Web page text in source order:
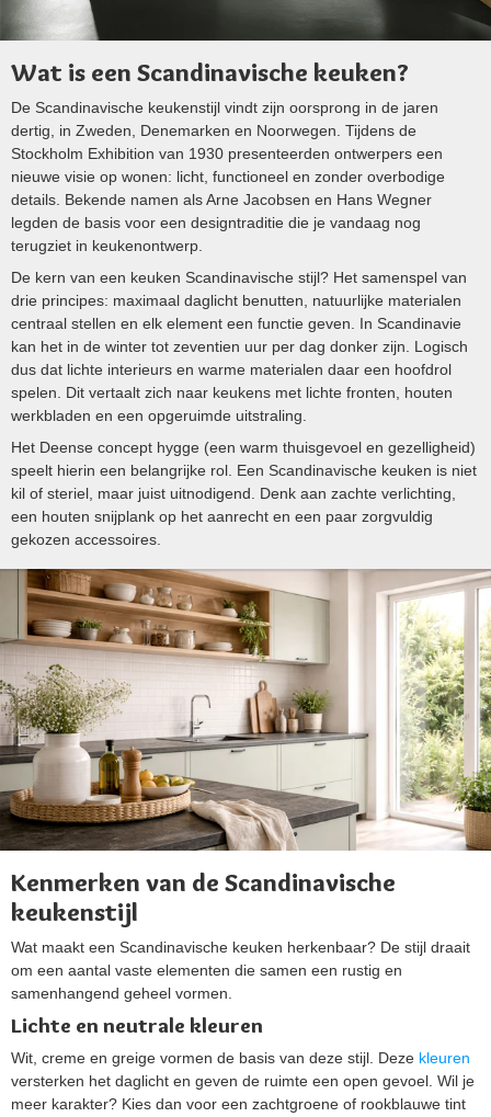
Wat is een Scandinavische keuken?
De Scandinavische keukenstijl vindt zijn oorsprong in de jaren
dertig, in Zweden, Denemarken en Noorwegen. Tijdens de
Stockholm Exhibition van 1930 presenteerden ontwerpers een
nieuwe visie op wonen: licht, functioneel en zonder overbodige
details. Bekende namen als Arne Jacobsen en Hans Wegner
legden de basis voor een designtraditie die je vandaag nog
terugziet in keukenontwerp.
De kern van een keuken Scandinavische stijl? Het samenspel van
drie principes: maximaal daglicht benutten, natuurlijke materialen
centraal stellen en elk element een functie geven. In Scandinavie
kan het in de winter tot zeventien uur per dag donker zijn. Logisch
dus dat lichte interieurs en warme materialen daar een hoofdrol
spelen. Dit vertaalt zich naar keukens met lichte fronten, houten
werkbladen en een opgeruimde uitstraling.
Het Deense concept hygge (een warm thuisgevoel en gezelligheid)
speelt hierin een belangrijke rol. Een Scandinavische keuken is niet
kil of steriel, maar juist uitnodigend. Denk aan zachte verlichting,
een houten snijplank op het aanrecht en een paar zorgvuldig
gekozen accessoires.
Kenmerken van de Scandinavische
keukenstijl
Wat maakt een Scandinavische keuken herkenbaar? De stijl draait
om een aantal vaste elementen die samen een rustig en
samenhangend geheel vormen.
Lichte en neutrale kleuren
Wit, creme en greige vormen de basis van deze stijl. Deze kleuren
versterken het daglicht en geven de ruimte een open gevoel. Wil je
meer karakter? Kies dan voor een zachtgroene of rookblauwe tint